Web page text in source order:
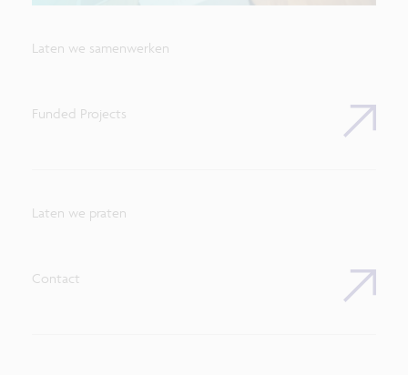
Laten we samenwerken
Funded Projects
Laten we praten
Contact